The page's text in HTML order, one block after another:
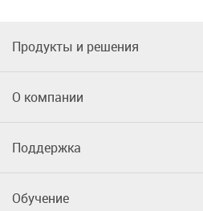
Продукты и решения
О компании
Поддержка
Обучение